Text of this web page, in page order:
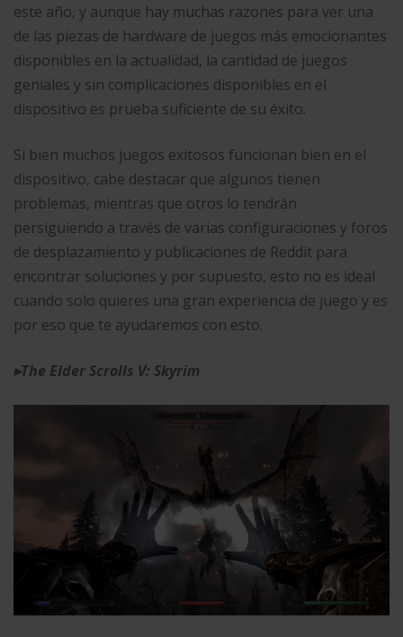
este año, y aunque hay muchas razones para ver una
de las piezas de hardware de juegos más emocionantes
disponibles en la actualidad, la cantidad de juegos
geniales y sin complicaciones disponibles en el
dispositivo es prueba suficiente de su éxito.
Si bien muchos juegos exitosos funcionan bien en el
dispositivo, cabe destacar que algunos tienen
problemas, mientras que otros lo tendrán
persiguiendo a través de varias configuraciones y foros
de desplazamiento y publicaciones de Reddit para
encontrar soluciones y por supuesto, esto no es ideal
cuando solo quieres una gran experiencia de juego y es
por eso que te ayudaremos con esto.
▸The Elder Scrolls V: Skyrim